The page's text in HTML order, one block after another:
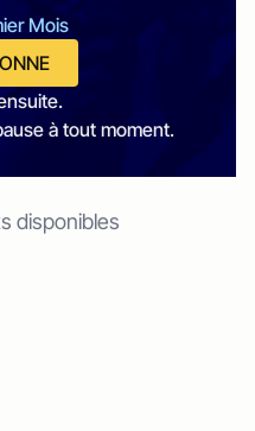
Mois
à tout moment.
disponibles